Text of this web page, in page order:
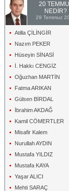
20
NEDİR?
29 Temmuz
Atilla ÇİLİNGİR
Nazım PEKER
Hüseyin SİNASİ
İ. Hakkı CENGİZ
Oğuzhan MARTİN
Fatma ARIKAN
Gülsen BİRDAL
İbrahim AKDAĞ
Kamil CÖMERTLER
Misafir Kalem
Nurullah AYDIN
Mustafa YILDIZ
Mustafa KAYA
Yaşar ALICI
Mehti SARAÇ